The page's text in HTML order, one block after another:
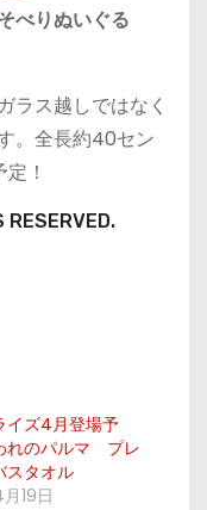
べりぬいぐる
ス越しではなく
。全長約40セン
！
RESERVED.
イズ4月登場予
れのパルマ プレ
スタオル
19日